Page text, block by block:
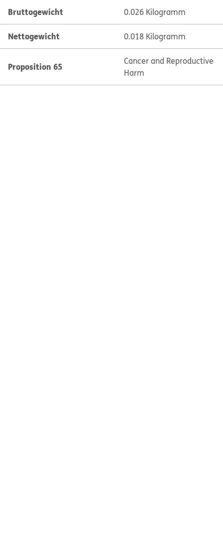
Bruttogewicht 0.026 Kilogramm
Nettogewicht 0.018 Kilogramm
Proposition 65
Cancer and Reproductive
Harm